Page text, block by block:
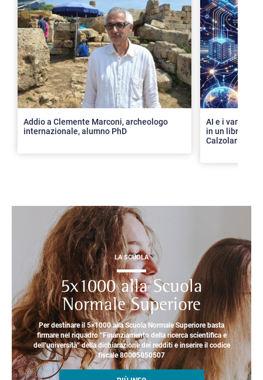
Addio a Clemente Marconi, archeologo
internazionale, alumno PhD
AI e i vantaggi
in un libro con
Calzolari
>
LA SCUOLA
5x1000 alla Scuola
Normale Superiore
Per destinare il 5×1000 alla Scuola Normale Superiore basta
firmare nel riquadro “Finanziamento della ricerca scientifica e
dell’università” della dichiarazione dei redditi e inserire il codice
fiscale 80005050507